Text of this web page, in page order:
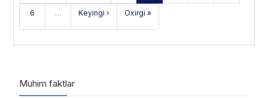
6 … Keyingi › Oxirgi »
Muhim faktlar